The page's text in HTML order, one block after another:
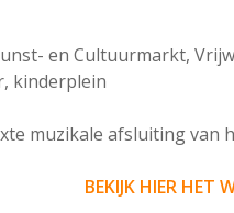
en Cultuurmarkt,
kinderplein
muzikale afsluiting van
BEKIJK HIER HET